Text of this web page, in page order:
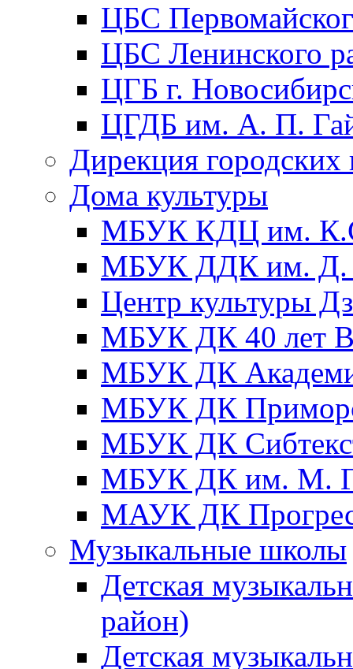
ЦБС
ЦБС Ленинского
ЦГБ г.
ЦГДБ им. А. П.
Дирекция городских
Дома культуры
МБУК КДЦ им.
МБУК ДДК им. Д.
Центр культуры
МБУК ДК 40 лет
МБУК ДК
МБУК ДК
МБУК ДК
МБУК ДК им. М.
МАУК ДК
Музыкальные школы
Детская
район)
Детская